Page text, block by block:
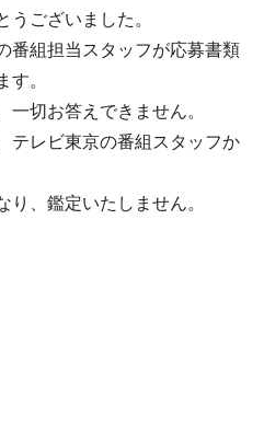
ございました。
番組担当スタッフが応募書類
。
切お答えできません。
テレビ東京の番組スタッフか
、鑑定いたしません。